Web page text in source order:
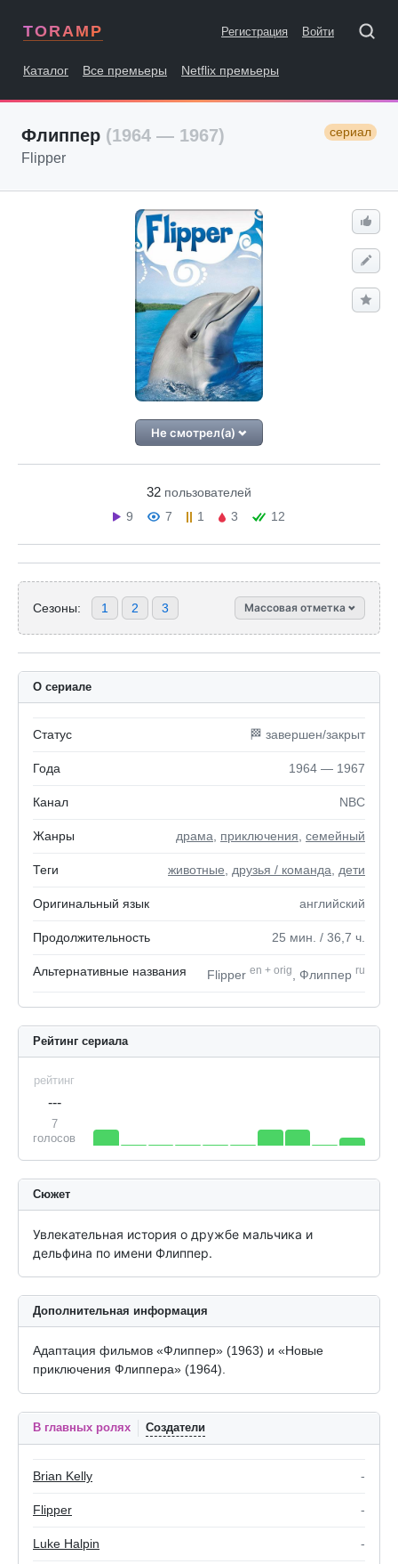
TORAMP Регистрация Войти
Каталог Все премьеры Netflix премьеры
Флиппер (1964 — 1967) сериал
Flipper
Не смотрел(а)
32 пользователей
9
7 1 3 12
Сезоны: 1 2 3 Массовая отметка
О сериале
Статус 🏁 завершен/закрыт
Года 1964 — 1967
Канал NBC
Жанры драма приключения семейный
Теги животные друзья / команда дети
Оригинальный язык английский
Продолжительность 25 мин. / 36,7 ч.
Альтернативные названия Flipper en + orig , Флиппер ru
Рейтинг сериала
рейтинг
---
7
голосов
Сюжет
Увлекательная история о дружбе мальчика и
дельфина по имени Флиппер.
Дополнительная информация
Адаптация фильмов «Флиппер» (1963) и «Новые
приключения Флиппера» (1964).
В главных ролях Создатели
Brian Kelly -
Flipper -
Luke Halpin -